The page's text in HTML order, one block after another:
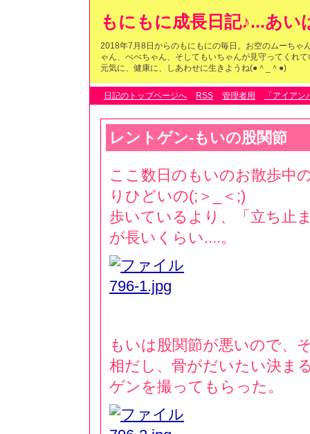
もにもに成長日記♪...あい
2018年7月8日からのもにもにの毎日。お空のムーちゃ
ゃん、べべちゃん、そしてもいちゃんが見守ってくれ
元気に、健康に、しあわせに生きようね(●＾_＾●)
日記のトップページへ RSS 管理者用 「アイア
レントゲン-もいの股関節
ここ数日のもいのお散歩中
りひどいの(;＞_＜;)
歩いているより、「立ち止
が長いくらい....。
もいは股関節が悪いので、
相だし、骨がだいたい決ま
ゲンを撮ってもらった。